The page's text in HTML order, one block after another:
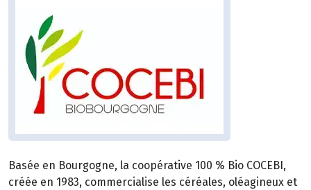
Basée en Bourgogne, la coopérative 100 % Bio COCEBI,
créée en 1983, commercialise les céréales, oléagineux et